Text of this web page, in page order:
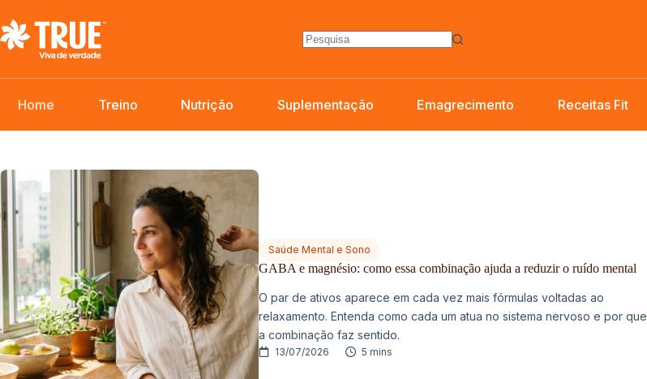
para
o
conteúdo
Home Treino Nutrição Suplementação Emagrecimento Receitas Fit
Saúde Mental e Sono
GABA e magnésio: como essa combinação ajuda a reduzir o ruído mental
O par de ativos aparece em cada vez mais fórmulas voltadas ao
relaxamento. Entenda como cada um atua no sistema nervoso e por que
a combinação faz sentido.
13/07/2026 5 mins